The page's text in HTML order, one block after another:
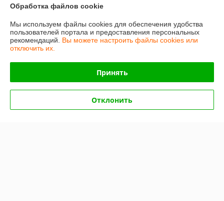
Доставка и оплата
График работы
Обработка файлов cookie
Мы используем файлы cookies для обеспечения удобства
пользователей портала и предоставления персональных
рекомендаций. Вы можете настроить файлы cookies или
отключить их.
Принять
Отклонить